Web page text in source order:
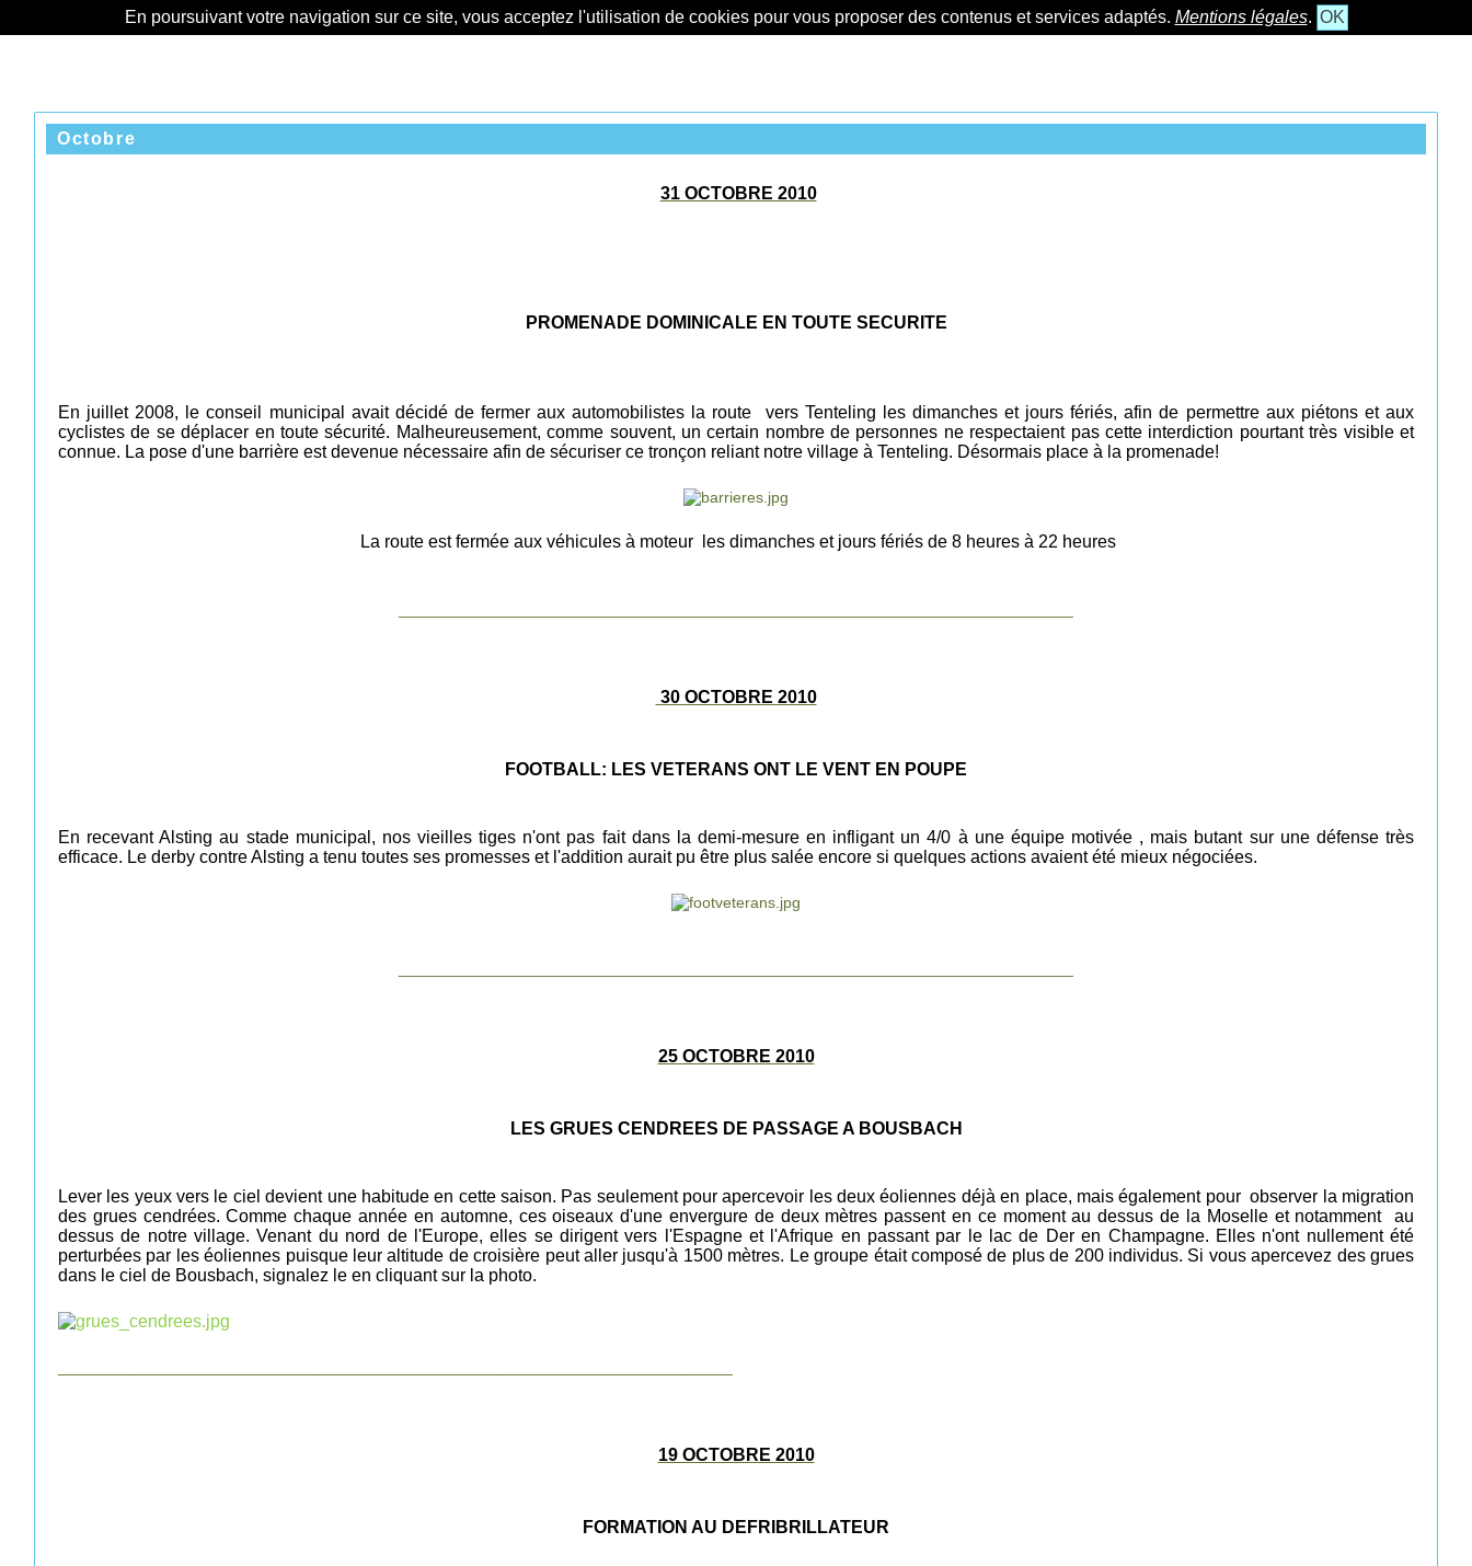
En poursuivant votre navigation sur ce site, vous acceptez l'utilisation de cookies pour vous proposer des contenus et services adaptés. Mentions légales. OK
Octobre
31 OCTOBRE 2010
PROMENADE DOMINICALE EN TOUTE SECURITE
En juillet 2008, le conseil municipal avait décidé de fermeraux automobilistes la route vers Tenteling les dimancheset jours fériés, afin de permettre aux piétons et aux
cyclistes de se déplacer en toute sécurité. Malheureusement, comme souvent, un certain nombre de personnes ne respectaient pas cette interdiction pourtant très visible et
connue. La pose d'une barrière est devenue nécessaire afin de sécuriser ce tronçon reliant notre village à Tenteling. Désormais place à la promenade!
La route est fermée aux véhicules à moteur les dimanches et jours fériés de 8 heures à 22 heures
30 OCTOBRE 2010
FOOTBALL: LES VETERANS ONT LE VENT EN POUPE
En recevant Alsting au stade municipal, nos vieilles tiges n'ont pas fait dans la demi-mesure en infligant un 4/0 à une équipe motivée , mais butant sur une défense très
efficace. Le derby contre Alsting a tenu toutes ses promesses et l'addition aurait pu être plus salée encore si quelques actions avaient été mieux négociées.
25 OCTOBRE 2010
LES GRUES CENDREES DE PASSAGE A BOUSBACH
Lever les yeux vers le ciel devient une habitudeen cette saison. Pas seulement pour apercevoir les deux éoliennes déjà en place, mais également pour observer la migration
des grues cendrées. Comme chaque année en automne, ces oiseaux d'une envergure de deux mètres passent en ce moment au dessus de la Moselle et notamment au
dessus de notre village. Venant du nord de l'Europe, elles se dirigent vers l'Espagne et l'Afrique en passant par le lac de Der en Champagne. Elles n'ont nullement été
perturbées par les éoliennes puisque leur altitude de croisière peut aller jusqu'à 1500 mètres. Le groupe était composé de plus de 200 individus. Si vous apercevez des grues
dans le ciel de Bousbach, signalez le en cliquant sur la photo.
19 OCTOBRE 2010
FORMATION AU DEFRIBRILLATEUR